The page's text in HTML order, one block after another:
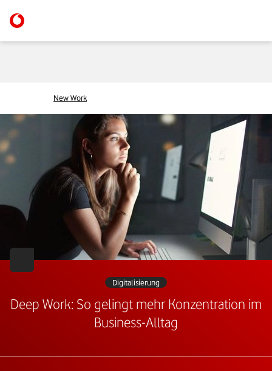
New Work
Digitalisierung
Deep Work: So gelingt mehr Konzentration im
Business-Alltag